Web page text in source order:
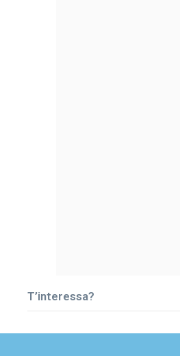
T’interessa?